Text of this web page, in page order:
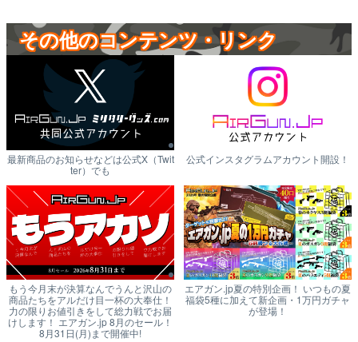
その他のコンテンツ・リンク
最新商品のお知らせなどは公式X（Twit
ter）でも
公式インスタグラムアカウント開設！
もう今月末が決算なんでうんと沢山の
商品たちをアルだけ目一杯の大奉仕！
力の限りお値引きをして総力戦でお届
けします！ エアガン.jp 8月のセール！
8月31日(月)まで開催中!
エアガン.jp夏の特別企画！ いつもの夏
福袋5種に加えて新企画・1万円ガチャ
が登場！